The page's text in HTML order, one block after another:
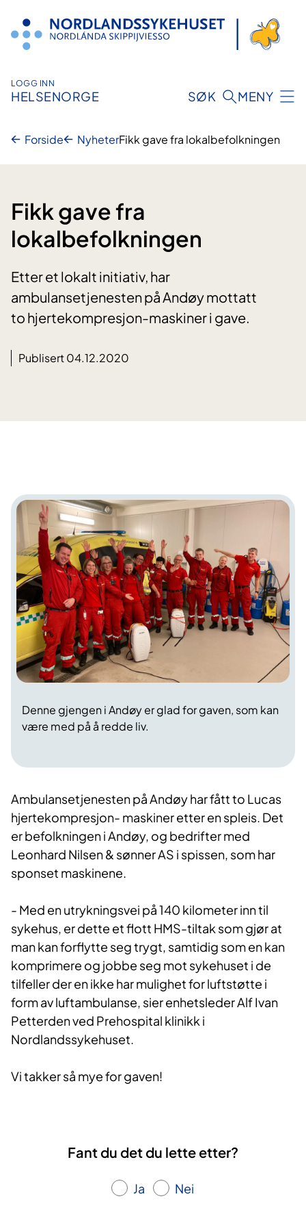
innhold
LOGG INN
HELSENORGE SØK MENY
Forside NyheterFikk gave fra lokalbefolkningen
Fikk gave fra
lokalbefolkningen
Etter et lokalt initiativ, har
ambulansetjenesten på Andøy mottatt
to hjertekompresjon-maskiner i gave.
Publisert 04.12.2020
Denne gjengen i Andøy er glad for gaven, som kan
være med på å redde liv.
Ambulansetjenesten på Andøy har fått to Lucas
hjertekompresjon- maskiner etter en spleis. Det
er befolkningen i Andøy, og bedrifter med
Leonhard Nilsen & sønner AS i spissen, som har
sponset maskinene.
- Med en utrykningsvei på 140 kilometer inn til
sykehus, er dette et flott HMS-tiltak som gjør at
man kan forflytte seg trygt, samtidig som en kan
komprimere og jobbe seg mot sykehuset i de
tilfeller der en ikke har mulighet for luftstøtte i
form av luftambulanse, sier enhetsleder Alf Ivan
Petterden ved Prehospital klinikk i
Nordlandssykehuset.
Vi takker så mye for gaven!
Fant du det du lette etter?
Ja Nei